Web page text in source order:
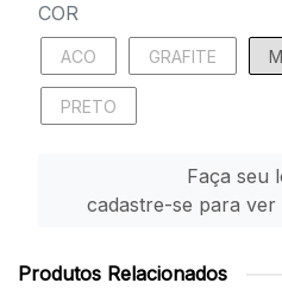
COR
ACO GRAFITE
PRETO
Faça seu
cadastre-se para
Produtos Relacionados